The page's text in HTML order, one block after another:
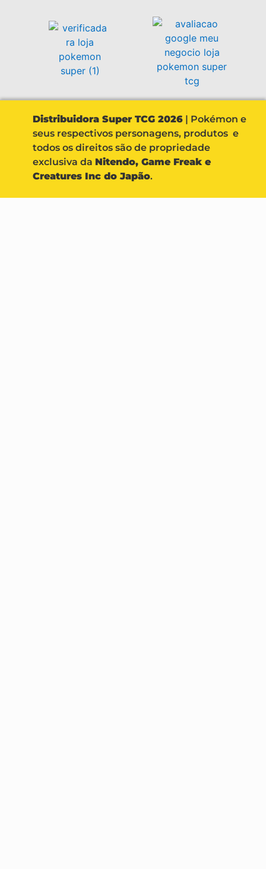
Distribuidora Super TCG 2026 | Pokémon e
seus respectivos personagens, produtos e
todos os direitos são de propriedade
exclusiva da Nitendo, Game Freak e
Creatures Inc do Japão.